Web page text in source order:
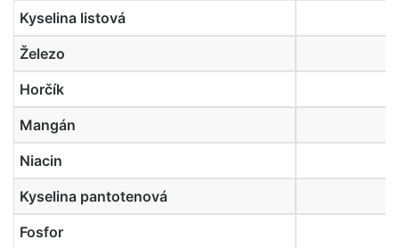
Kyselina listová
Železo
Horčík
Mangán
Niacin
Kyselina pantotenová
Fosfor